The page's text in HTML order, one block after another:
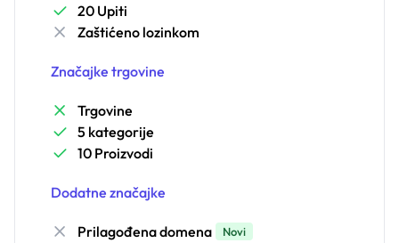
20 Upiti
Zaštićeno lozinkom
Značajke trgovine
Trgovine
5 kategorije
10 Proizvodi
Dodatne značajke
Prilagođena domena Novi